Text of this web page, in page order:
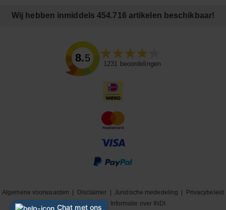
Wij hebben inmiddels 454.716 artikelen beschikbaar!
8.5
1231 beoordelingen
Algemene voorwaarden Disclaimer |Juridische mededeling
Privacybeleid
|
Cookiebeleid Informatie over INDI